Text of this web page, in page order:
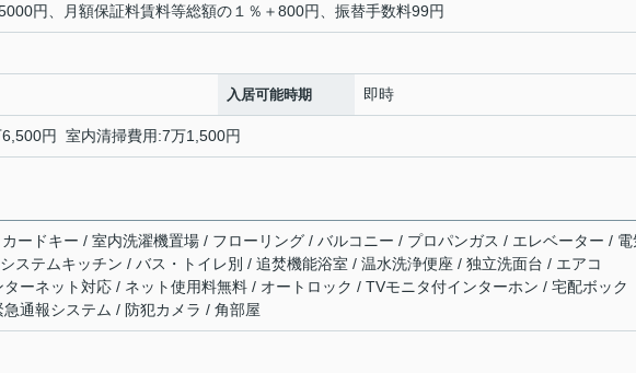
円、月額保証料賃料等総額の１％＋800円、振替手数料99円
入居可能時期 即時
円 室内清掃費用:7万1,500円
ードキー / 室内洗濯機置場 / フローリング / バルコニー / プロパンガス / エレベーター / 電
ステムキッチン / バス・トイレ別 / 追焚機能浴室 / 温水洗浄便座 / 独立洗面台 / エアコ
ターネット対応 / ネット使用料無料 / オートロック / TVモニタ付インターホン / 宅配ボック
急通報システム / 防犯カメラ / 角部屋